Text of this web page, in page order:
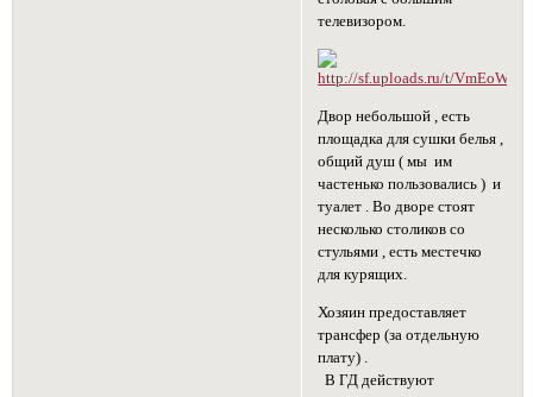
телевизором.
Двор небольшой , есть
площадка для сушки белья ,
общий душ ( мы им
частенько пользовались ) и
туалет . Во дворе стоят
несколько столиков со
стульями , есть местечко
для курящих.
Хозяин предоставляет
трансфер (за отдельную
плату) .
В ГД действуют